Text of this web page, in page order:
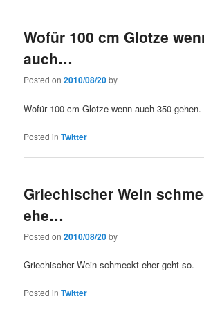
Wofür 100 cm Glotze
auch…
Posted on2010/08/20by
Wofür 100 cm Glotze wenn auch 350 gehen.
Posted in Twitter
Griechischer Wein
ehe…
Posted on2010/08/20by
Griechischer Wein schmeckt eher geht so.
Posted in Twitter